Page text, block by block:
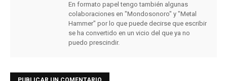
En formato papel tengo también algunas
colaboraciones en "Mondosonoro" y "Metal
Hammer" por lo que puede decirse que escribir
se ha convertido en un vicio del que ya no
puedo prescindir.